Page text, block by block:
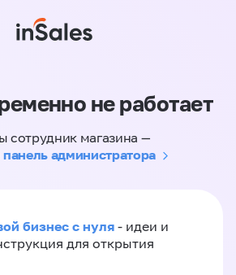
не работает
сотрудник магазина —
панель администратора
бизнес с нуля - идеи и
для открытия